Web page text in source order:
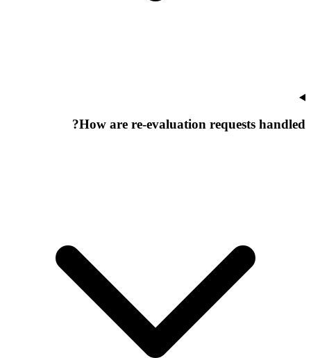
How are re-evaluation requests handled?